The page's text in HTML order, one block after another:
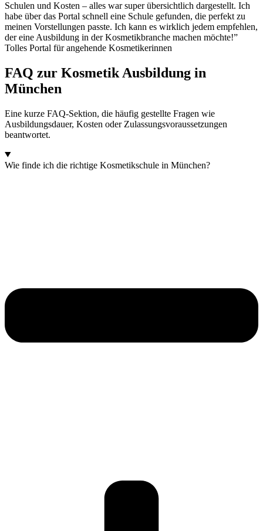
Schulen und Kosten – alles war super übersichtlich dargestellt. Ich
habe über das Portal schnell eine Schule gefunden, die perfekt zu
meinen Vorstellungen passte. Ich kann es wirklich jedem empfehlen,
der eine Ausbildung in der Kosmetikbranche machen möchte!”
Tolles Portal für angehende Kosmetikerinnen
FAQ zur Kosmetik Ausbildung in
München
Eine kurze FAQ-Sektion, die häufig gestellte Fragen wie
Ausbildungsdauer, Kosten oder Zulassungsvoraussetzungen
beantwortet.
Wie finde ich die richtige Kosmetikschule in München?